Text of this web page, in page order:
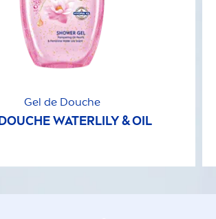
Gel de Douche
WATERLILY & OIL